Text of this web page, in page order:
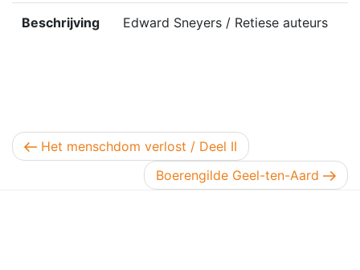
Beschrijving Edward Sneyers / Retiese auteurs
Berichtnavigatie
Vorig bericht
Het menschdom verlost / Deel II
Volgend bericht
Boerengilde Geel-ten-Aard